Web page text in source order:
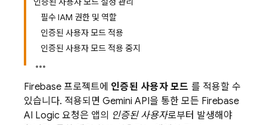
필수 IAM 권한 및 역할
인증된 사용자 모드 적용
인증된 사용자 모드 적용 중지
Firebase 프로젝트에 인증된 사용자 모드 를 적용할 수
있습니다. 적용되면 Gemini API을 통한 모든 Firebase
AI Logic 요청은 앱의 인증된 사용자로부터 발생해야